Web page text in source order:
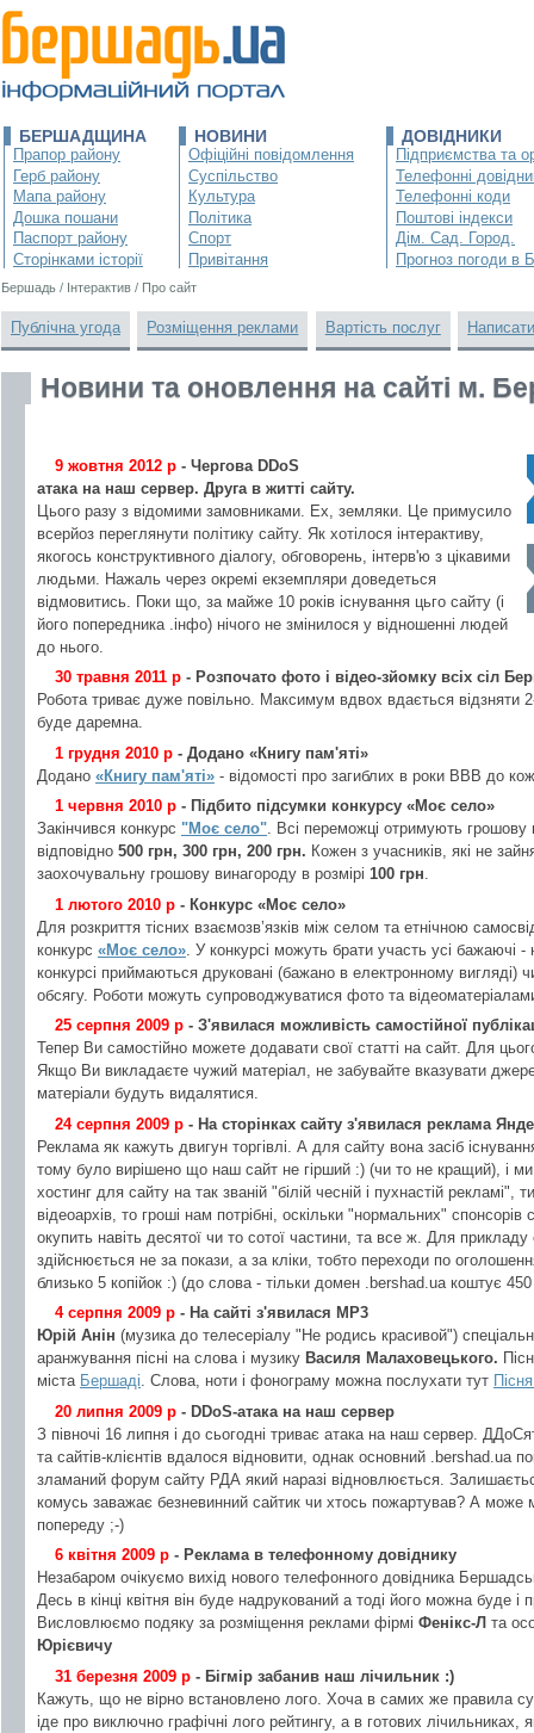
БЕРШАДЩИНА
Прапор району
Герб району
Мапа району
Дошка пошани
Паспорт району
Сторінками історії
НОВИНИ
Офіційні повідомлення
Суспільство
Культура
Політика
Спорт
Привітання
ДОВІДНИКИ
Підприємства та
Телефонні
Телефонні коди
Поштові індекси
Дім. Сад. Город.
Прогноз погоди в
Бершадь / Інтерактив / Про сайт
Публічна угода Розміщення реклами Вартість послуг
Новини та оновлення на сайті м.
9 жовтня 2012 р - Чергова DDoS
атака на наш сервер. Друга в житті сайту.
Цього разу з відомими замовниками. Ех, земляки. Це примусило
всерйоз переглянути політику сайту. Як хотілося інтерактиву,
якогось конструктивного діалогу, обговорень, інтерв'ю з цікавими
людьми. Нажаль через окремі екземпляри доведеться
відмовитись. Поки що, за майже 10 років існування цьго сайту (і
його попередника .інфо) нічого не змінилося у відношенні людей
до нього.
30 травня 2011 р - Розпочато фото і відео-зйомку всіх сіл
Робота триває дуже повільно. Максимум вдвох вдається відзняти
буде даремна.
1 грудня 2010 р - Додано «Книгу пам'яті»
Додано «Книгу пам'яті» - відомості про загиблих в роки ВВВ до
1 червня 2010 р - Підбито підсумки конкурсу «Моє село»
Закінчився конкурс "Моє село". Всі переможці отримують грошову
відповідно 500 грн, 300 грн, 200 грн. Кожен з учасників, які не
заохочувальну грошову винагороду в розмірі 100 грн.
1 лютого 2010 р - Конкурс «Моє село»
Для розкриття тісних взаємозв’язків між селом та етнічною
конкурс «Моє село» . У конкурсі можуть брати участь усі бажаючі
конкурсі приймаються друковані (бажано в електронному вигляді)
обсягу. Роботи можуть супроводжуватися фото та
25 серпня 2009 р - З'явилася можливість самостійної
Тепер Ви самостійно можете додавати свої статті на сайт. Для
Якщо Ви викладаєте чужий матеріал, не забувайте вказувати
матеріали будуть видалятися.
24 серпня 2009 р - На сторінках сайту з'явилася реклама
Реклама як кажуть двигун торгівлі. А для сайту вона засіб
тому було вирішено що наш сайт не гірший :) (чи то не кращий), і ми
хостинг для сайту на так званій "білій чесній і пухнастій
відеоархів, то гроші нам потрібні, оскільки "нормальних"
окупить навіть десятої чи то сотої частини, та все ж. Для
здійснюється не за покази, а за кліки, тобто переходи по
близько 5 копійок :) (до слова - тільки домен .bershad.ua коштує 450
4 серпня 2009 р - На сайті з'явилася MP3
Юрій Анін (музика до телесеріалу "Не родись красивой")
аранжування пісні на слова і музику Василя Малаховецького.
міста Бершаді. Слова, ноти і фонограму можна послухати тут
20 липня 2009 р - DDoS-атака на наш сервер
З півночі 16 липня і до сьогодні триває атака на наш сервер.
та сайтів-клієнтів вдалося відновити, однак основний .bershad.ua
зламаний форум сайту РДА який наразі відновлюється.
комусь заважає безневинний сайтик чи хтось пожартував? А
попереду ;-)
6 квітня 2009 р - Реклама в телефонному довіднику
Незабаром очікуємо вихід нового телефонного довідника
Десь в кінці квітня він буде надрукований а тоді його можна буде і
Висловлюємо подяку за розміщення реклами фірмі Фенікс-Л та
Юрієвичу
31 березня 2009 р - Бігмір забанив наш лічильник :)
Кажуть, що не вірно встановлено лого. Хоча в самих же правила
іде про виключно графічні лого рейтингу, а в готових лічильниках,